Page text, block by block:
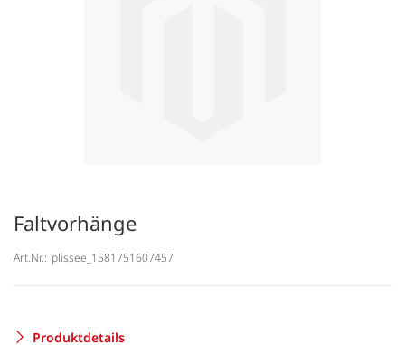
Faltvorhänge
Art.Nr.: plissee_1581751607457
Produktdetails